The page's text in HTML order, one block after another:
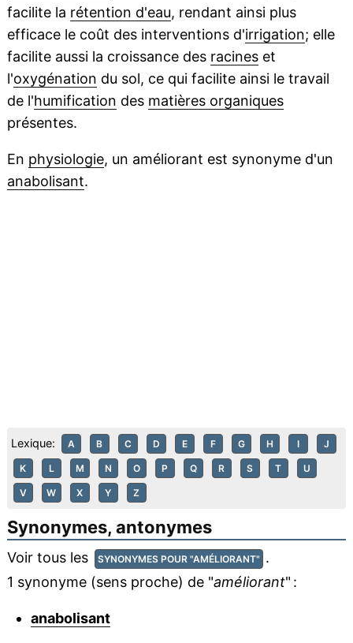
facilite la rétention d'eau, rendant ainsi plus
efficace le coût des interventions d'irrigation; elle
facilite aussi la croissance des racineset
l'oxygénation du sol, ce qui facilite ainsi le travail
de l'humification des matières organiques
présentes.
En physiologie, un améliorant est synonyme d'un
anabolisant.
Lexique: A B C D E F G H I J
K L M N O P Q R S T U
V W X Y Z
Synonymes, antonymes
Voir tous les SYNONYMES POUR "AMÉLIORANT" .
1 synonyme (sens proche) de "améliorant" :
anabolisant